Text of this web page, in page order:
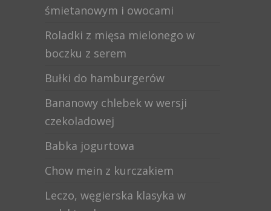
śmietanowym i owocami
Roladki z mięsa mielonego w
boczku z serem
Bułki do hamburgerów
Bananowy chlebek w wersji
czekoladowej
Babka jogurtowa
Chow mein z kurczakiem
Leczo, węgierska klasyka w